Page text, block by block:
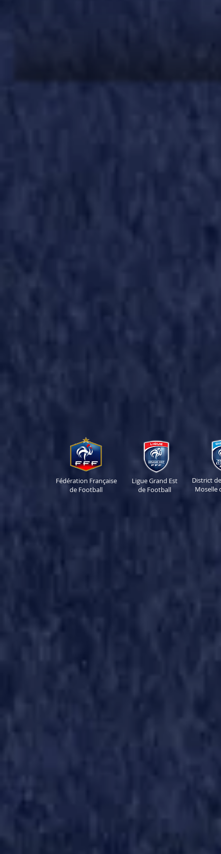
Fédération Française
de Football
Ligue Grand Est
de Football
District
Moselle